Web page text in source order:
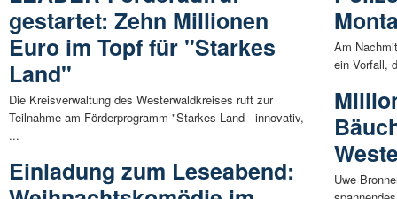
gestartet: Zehn Millionen
Euro im Topf für "Starkes
Land"
Die Kreisverwaltung des Westerwaldkreises ruft zur
Teilnahme am Förderprogramm "Starkes Land - innovativ,
...
Einladung zum Leseabend:
Am
ein Vorfall,
Uwe